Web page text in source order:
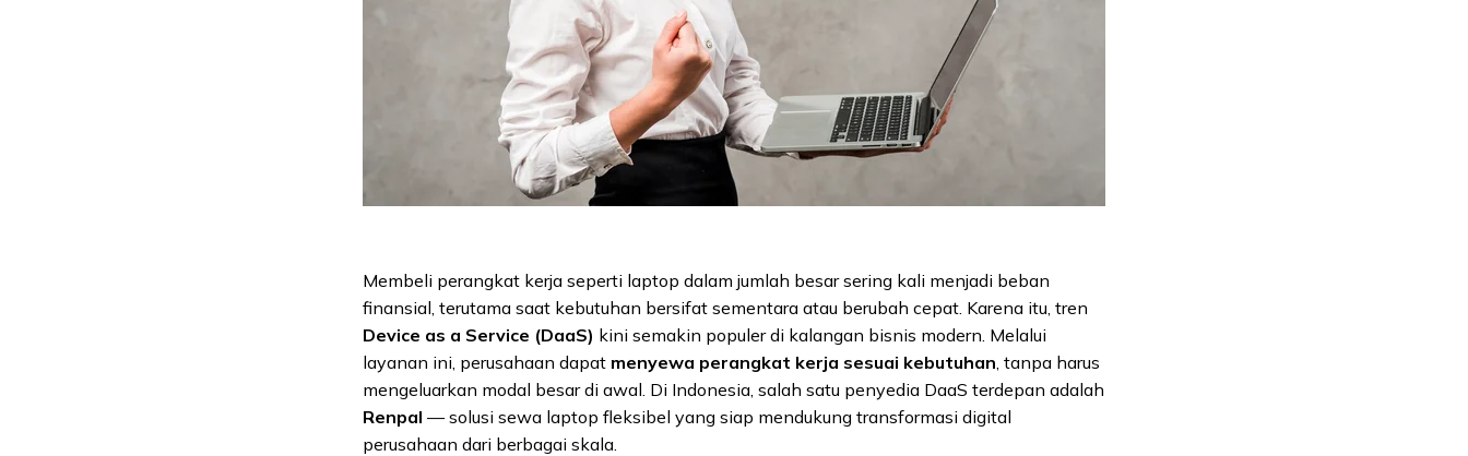
Membeli perangkat kerja seperti laptop dalam jumlah besar sering kali menjadi beban
finansial, terutama saat kebutuhan bersifat sementara atau berubah cepat. Karena itu, tren
Device as a Service (DaaS) kini semakin populer di kalangan bisnis modern. Melalui
layanan ini, perusahaan dapat menyewa perangkat kerja sesuai kebutuhan, tanpa harus
mengeluarkan modal besar di awal. Di Indonesia, salah satu penyedia DaaS terdepan adalah
Renpal — solusi sewa laptop fleksibel yang siap mendukung transformasi digital
perusahaan dari berbagai skala.